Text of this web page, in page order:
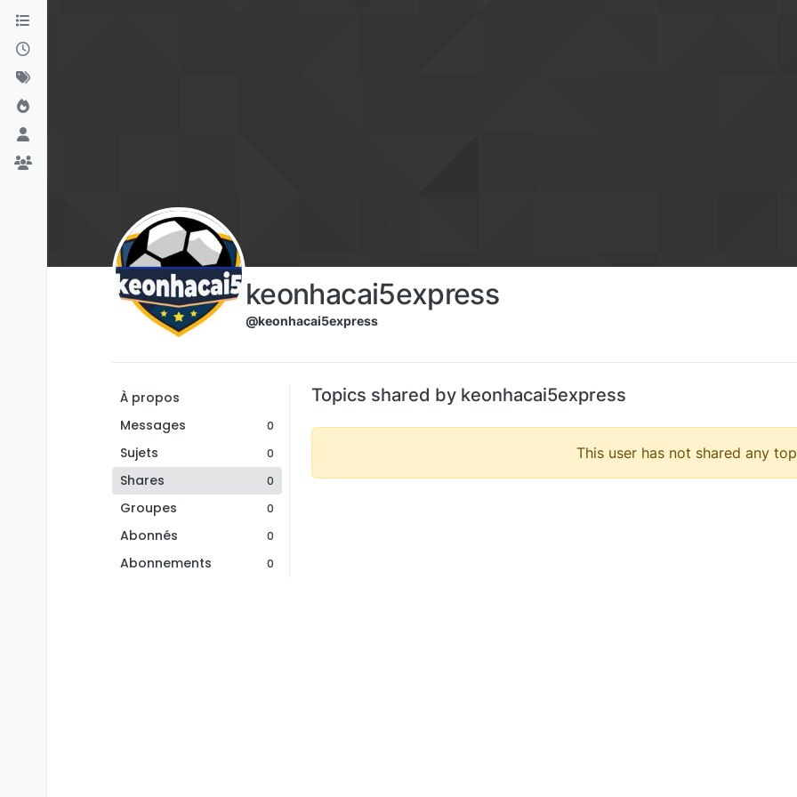
Aller directement au contenu
keonhacai5express
@keonhacai5express
À propos
Messages
0
Sujets 0
Shares 0
Groupes 0
Abonnés 0
Abonnements 0
Topics shared by keonhacai5express
This user has not shared any